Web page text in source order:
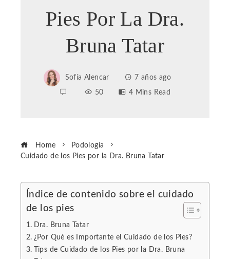
Pies Por La Dra.
Bruna Tatar
Sofía Alencar
7 años ago
50
4 Mins Read
Home
Podología
Cuidado de los Pies por la Dra. Bruna Tatar
Índice de contenido sobre el cuidado
de los pies
Dra. Bruna Tatar
¿Por Qué es Importante el Cuidado de los Pies?
Tips de Cuidado de los Pies por la Dra. Bruna